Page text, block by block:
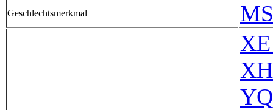
Geschlechtsmerkmal